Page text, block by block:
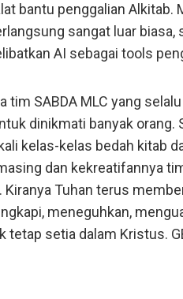
bantu penggalian
sangat luar
AI sebagai tools
tim SABDA MLC yang
dinikmati banyak
kelas-kelas bedah kitab
dan kekreatifannya
Tuhan terus
meneguhkan,
tetap setia dalam Kristus.